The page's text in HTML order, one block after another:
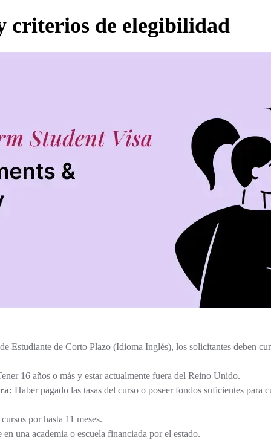
criterios de elegibilidad
Estudiante de Corto Plazo (Idioma Inglés), los solicitantes deben
16 años o más y estar actualmente fuera del Reino Unido.
Haber pagado las tasas del curso o poseer fondos suficientes para
por hasta 11 meses.
una academia o escuela financiada por el estado.